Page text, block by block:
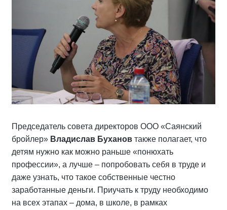
Председатель совета директоров ООО «Саянский
бройлер» Владислав Буханов также полагает, что
детям нужно как можно раньше «понюхать
профессии», а лучше – попробовать себя в труде и
даже узнать, что такое собственные честно
заработанные деньги. Приучать к труду необходимо
на всех этапах – дома, в школе, в рамках